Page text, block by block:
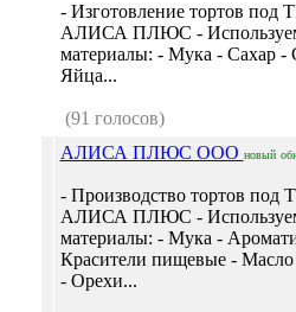
- Изготовление тортов под
АЛИСА ПЛЮС -
материалы: - Мука - Сахар -
Яйца...
(91 голосов)
АЛИСА ПЛЮС ООО новый
- Производство тортов под
АЛИСА ПЛЮС -
материалы: - Мука -
Красители пищевые -
- Орехи...